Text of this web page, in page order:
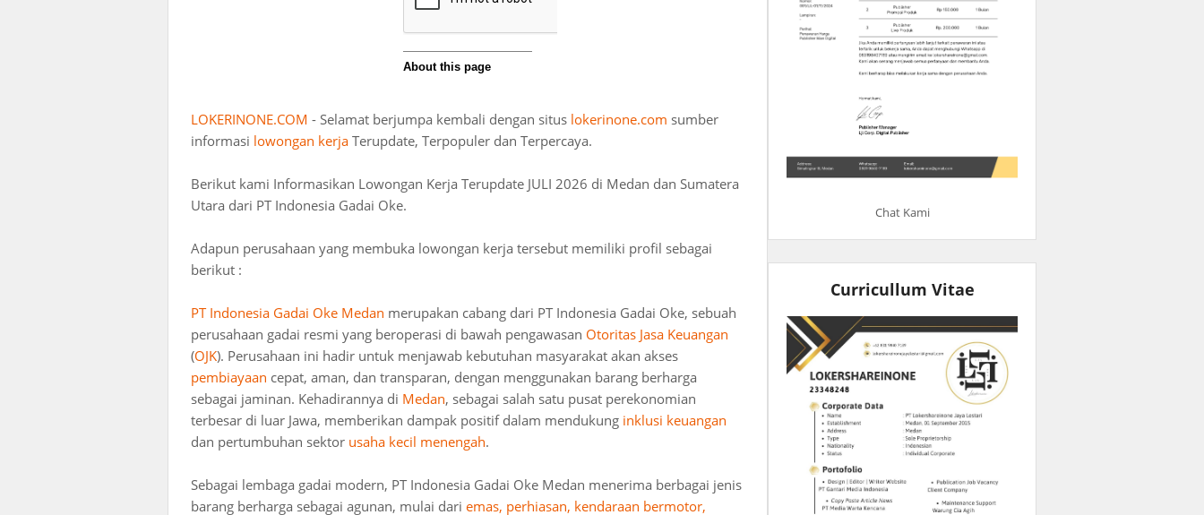
LOKERINONE.COM - Selamat berjumpa kembali dengan situs lokerinone.com sumber
informasi lowongan kerja Terupdate, Terpopuler dan Terpercaya.
Berikut kami Informasikan Lowongan Kerja Terupdate JULI 2026 di Medan dan Sumatera
Utara dari PT Indonesia Gadai Oke.
Adapun perusahaan yang membuka lowongan kerja tersebut memiliki profil sebagai
berikut :
PT Indonesia Gadai Oke Medan merupakan cabang dari PT Indonesia Gadai Oke, sebuah
perusahaan gadai resmi yang beroperasi di bawah pengawasan Otoritas Jasa Keuangan
(OJK). Perusahaan ini hadir untuk menjawab kebutuhan masyarakat akan akses
pembiayaan cepat, aman, dan transparan, dengan menggunakan barang berharga
sebagai jaminan. Kehadirannya di Medan, sebagai salah satu pusat perekonomian
terbesar di luar Jawa, memberikan dampak positif dalam mendukung inklusi keuangan
dan pertumbuhan sektor usaha kecil menengah.
Sebagai lembaga gadai modern, PT Indonesia Gadai Oke Medan menerima berbagai jenis
barang berharga sebagai agunan, mulai dari emas, perhiasan, kendaraan bermotor,
Chat Kami
Curricullum Vitae